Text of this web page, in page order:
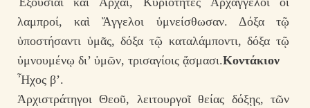
λαμπροί, καὶ Ἄγγελοι ὑμνείσθωσαν. Δόξα τῷ
ὑποστήσαντι ὑμᾶς, δόξα τῷ καταλάμποντι, δόξα τῷ
ὑμνουμένῳ δι’ ὑμῶν, τρισαγίοις ᾄσμασι.Κοντάκιον
Ἦχος β’.
Ἀρχιστράτηγοι Θεοῦ, λειτουργοῖ θείας δόξῃς, τῶν